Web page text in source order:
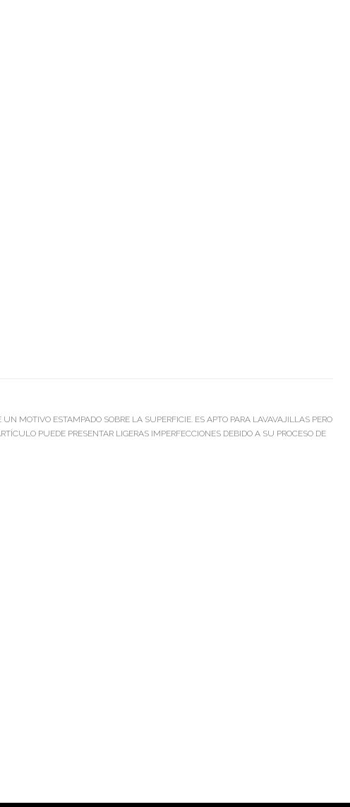
MOTIVO ESTAMPADO SOBRE LA SUPERFICIE. ES APTO PARA LAVAVAJILLAS PERO
PUEDE PRESENTAR LIGERAS IMPERFECCIONES DEBIDO A SU PROCESO DE